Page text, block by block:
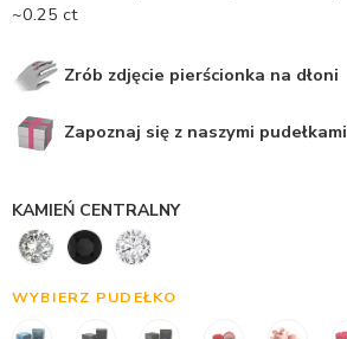
~0.25 ct
Zrób zdjęcie pierścionka na dłoni
Zapoznaj się z naszymi pudełkami
KAMIEŃ CENTRALNY
WYBIERZ PUDEŁKO